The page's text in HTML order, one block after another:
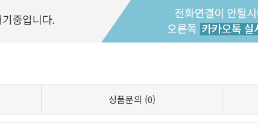
상품문의 (0)